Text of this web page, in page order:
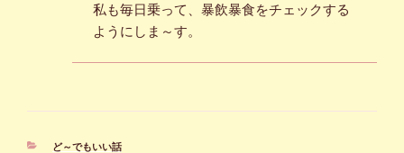
私も毎日乗って、暴飲暴食をチェックする
ようにしま～す。
カ
ど～でもいい話